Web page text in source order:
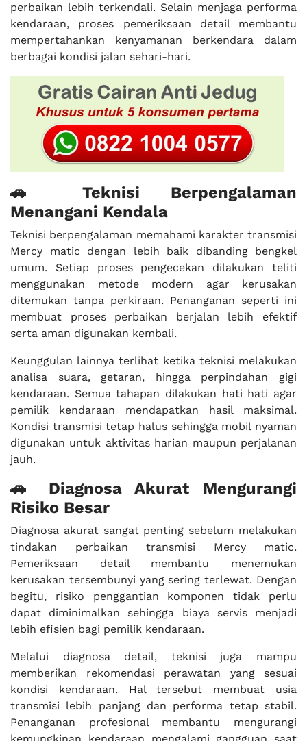
perbaikan lebih terkendali. Selain menjaga performa
kendaraan, proses pemeriksaan detail membantu
mempertahankan kenyamanan berkendara dalam
berbagai kondisi jalan sehari-hari.
🚗 Teknisi Berpengalaman
Menangani Kendala
Teknisi berpengalaman memahami karakter transmisi
Mercy matic dengan lebih baik dibanding bengkel
umum. Setiap proses pengecekan dilakukan teliti
menggunakan metode modern agar kerusakan
ditemukan tanpa perkiraan. Penanganan seperti ini
membuat proses perbaikan berjalan lebih efektif
serta aman digunakan kembali.
Keunggulan lainnya terlihat ketika teknisi melakukan
analisa suara, getaran, hingga perpindahan gigi
kendaraan. Semua tahapan dilakukan hati hati agar
pemilik kendaraan mendapatkan hasil maksimal.
Kondisi transmisi tetap halus sehingga mobil nyaman
digunakan untuk aktivitas harian maupun perjalanan
jauh.
🚗 Diagnosa Akurat Mengurangi
Risiko Besar
Diagnosa akurat sangat penting sebelum melakukan
tindakan perbaikan transmisi Mercy matic.
Pemeriksaan detail membantu menemukan
kerusakan tersembunyi yang sering terlewat. Dengan
begitu, risiko penggantian komponen tidak perlu
dapat diminimalkan sehingga biaya servis menjadi
lebih efisien bagi pemilik kendaraan.
Melalui diagnosa detail, teknisi juga mampu
memberikan rekomendasi perawatan yang sesuai
kondisi kendaraan. Hal tersebut membuat usia
transmisi lebih panjang dan performa tetap stabil.
Penanganan profesional membantu mengurangi